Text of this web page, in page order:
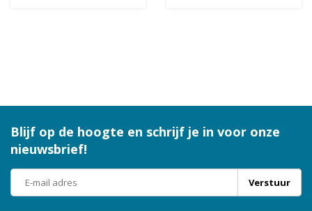
Blijf op de hoogte en schrijf je in voor onze
nieuwsbrief!
Verstuur